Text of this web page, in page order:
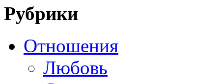
Рубрики
Отношения
Любовь